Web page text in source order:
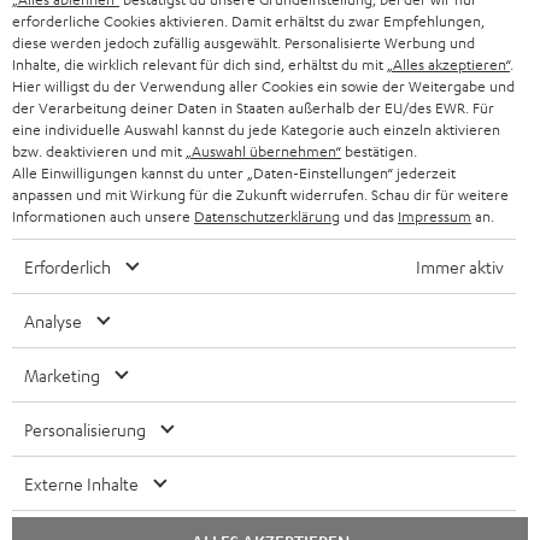
n
g
STEREO
SMART HOME
BLUETOOTH-LAUTSPRECHER
KOPFHÖRER
FANSHOP
PRESSE & MARKETING
GESCHÄFTSKUNDEN
PARTNERPROGRAMM
BLOG
NEWSLETTER
STORES
DEINE VORTEILE BEI TEUFEL
TEUFEL STORY
UNSER MANAGEMENT
DEUTSCHLAND
ÖSTERREICH
SCHWEIZ
NIEDERLANDE
FRANKREICH
SPANIEN
erforderliche Cookies aktivieren. Damit erhältst du zwar Empfehlungen,
diese werden jedoch zufällig ausgewählt. Personalisierte Werbung und
Inhalte, die wirklich relevant für dich sind, erhältst du mit „Alles akzeptieren“.
Hier willigst du der Verwendung aller Cookies ein sowie der Weitergabe und
der Verarbeitung deiner Daten in Staaten außerhalb der EU/des EWR. Für
eine individuelle Auswahl kannst du jede Kategorie auch einzeln aktivieren
bzw. deaktivieren und mit „Auswahl übernehmen“ bestätigen.
Alle Einwilligungen kannst du unter „Daten-Einstellungen“ jederzeit
anpassen und mit Wirkung für die Zukunft widerrufen. Schau dir für weitere
Informationen auch unsere Datenschutzerklärung und das Impressum an.
Erforderlich Immer aktiv
Analyse
Marketing
Personalisierung
Externe Inhalte